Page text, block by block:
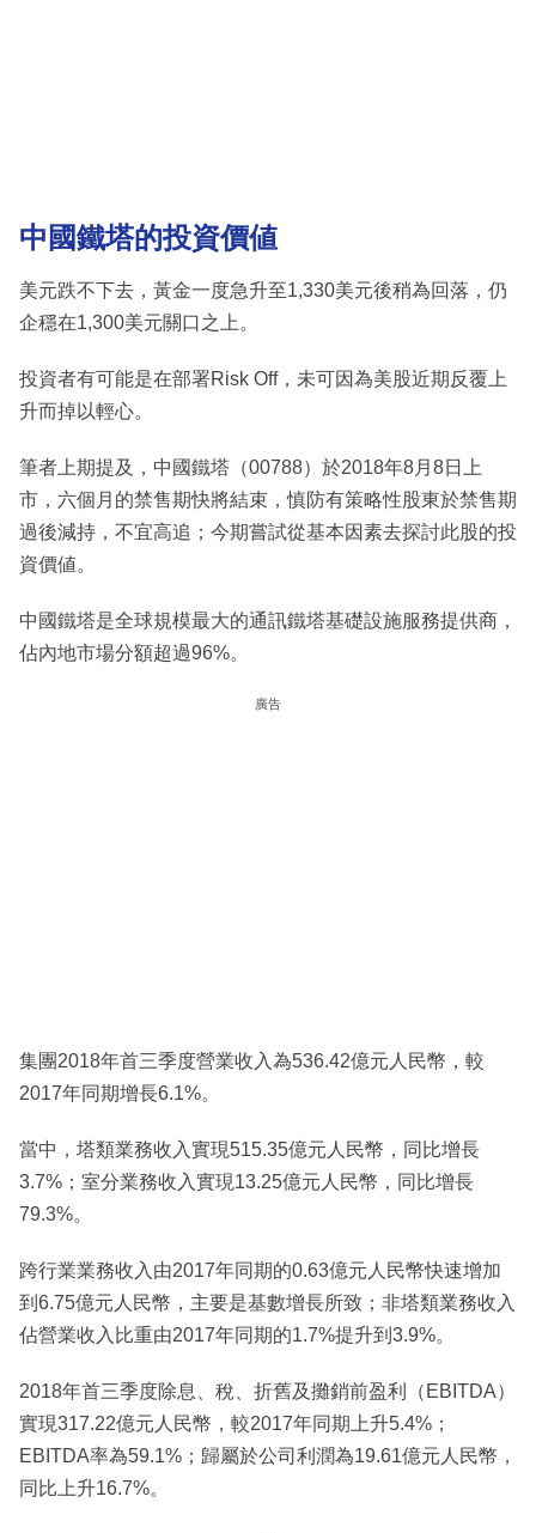
中國鐵塔的投資價値
美元跌不下去，黃金一度急升至1,330美元後稍為回落，仍
企穩在1,300美元關口之上。
投資者有可能是在部署Risk Off，未可因為美股近期反覆上
升而掉以輕心。
筆者上期提及，中國鐵塔（00788）於2018年8月8日上
市，六個月的禁售期快將結束，慎防有策略性股東於禁售期
過後減持，不宜高追；今期嘗試從基本因素去探討此股的投
資價値。
中國鐵塔是全球規模最大的通訊鐵塔基礎設施服務提供商，
佔內地市場分額超過96%。
廣告
集團2018年首三季度營業收入為536.42億元人民幣，較
2017年同期增長6.1%。
當中，塔類業務收入實現515.35億元人民幣，同比增長
3.7%；室分業務收入實現13.25億元人民幣，同比增長
79.3%。
跨行業業務收入由2017年同期的0.63億元人民幣快速增加
到6.75億元人民幣，主要是基數增長所致；非塔類業務收入
佔營業收入比重由2017年同期的1.7%提升到3.9%。
2018年首三季度除息、稅、折舊及攤銷前盈利（EBITDA）
實現317.22億元人民幣，較2017年同期上升5.4%；
EBITDA率為59.1%；歸屬於公司利潤為19.61億元人民幣，
同比上升16.7%。